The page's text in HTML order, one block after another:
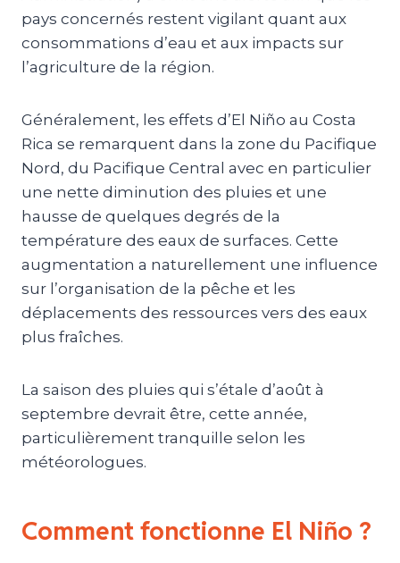
pays concernés restent vigilant quant aux
consommations d’eau et aux impacts sur
l’agriculture de la région.
Généralement, les effets d’El Niño au Costa
Rica se remarquent dans la zone du Pacifique
Nord, du Pacifique Central avec en particulier
une nette diminution des pluies et une
hausse de quelques degrés de la
température des eaux de surfaces. Cette
augmentation a naturellement une influence
sur l’organisation de la pêche et les
déplacements des ressources vers des eaux
plus fraîches.
La saison des pluies qui s’étale d’août à
septembre devrait être, cette année,
particulièrement tranquille selon les
météorologues.
Comment fonctionne El Niño ?